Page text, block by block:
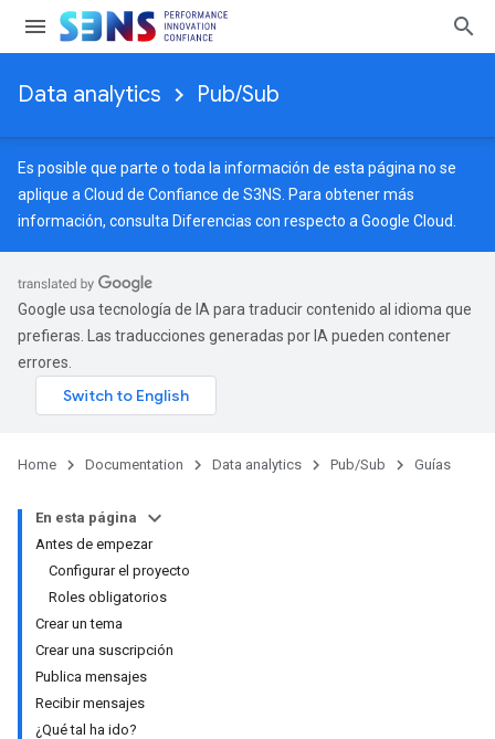
Data analytics Pub/Sub
Es posible que parte o toda la información de esta página no se
aplique a Cloud de Confiance de S3NS. Para obtener más
información, consulta Diferencias con respecto a Google Cloud
Google usa tecnología de IA para traducir contenido al idioma que
prefieras. Las traducciones generadas por IA pueden contener
errores.
Home Documentation Data analytics Pub/Sub Guías
En esta página
Antes de empezar
Configurar el proyecto
Roles obligatorios
Crear un tema
Crear una suscripción
Publica mensajes
Recibir mensajes
¿Qué tal ha ido?